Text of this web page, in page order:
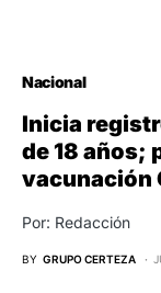
Nacional
Inicia
de 18 años;
vacunación
Por: Redacción
BY GRUPO CERTEZA